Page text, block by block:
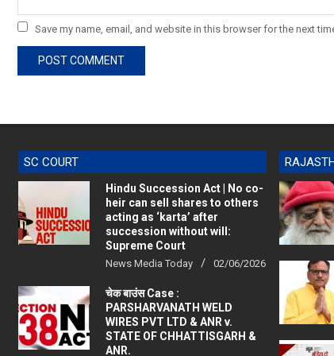
Save my name, email, and website in this browser for the next
SC COURT
Hindu Succession Act | No co-
heir can sell shares to others
acting as ‘karta’ after
succession without will:
Supreme Court
News Media Today 02/06/2026
चेक बाउंस Case :
PARSHARVANATH WELD
WIRES PVT LTD & ANR v.
STATE OF CHHATTISGARH &
ANR.